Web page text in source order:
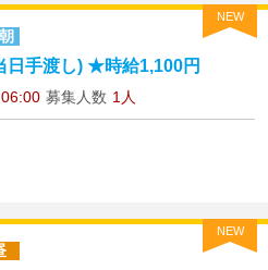
NEW
手渡し) ★時給1,100円
募集人数 1人
NEW